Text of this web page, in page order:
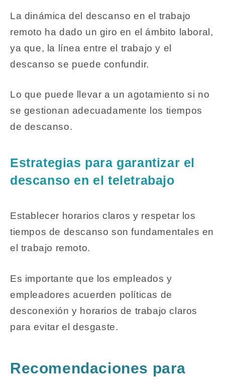
La dinámica del descanso en el trabajo
remoto ha dado un giro en el ámbito laboral,
ya que, la línea entre el trabajo y el
descanso se puede confundir.
Lo que puede llevar a un agotamiento si no
se gestionan adecuadamente los tiempos
de descanso.
Estrategias para garantizar el
descanso en el teletrabajo
Establecer horarios claros y respetar los
tiempos de descanso son fundamentales en
el trabajo remoto.
Es importante que los empleados y
empleadores acuerden políticas de
desconexión y horarios de trabajo claros
para evitar el desgaste.
Recomendaciones para